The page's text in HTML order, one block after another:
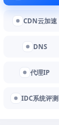
CDN云加速
DNS
代理IP
IDC系统评测